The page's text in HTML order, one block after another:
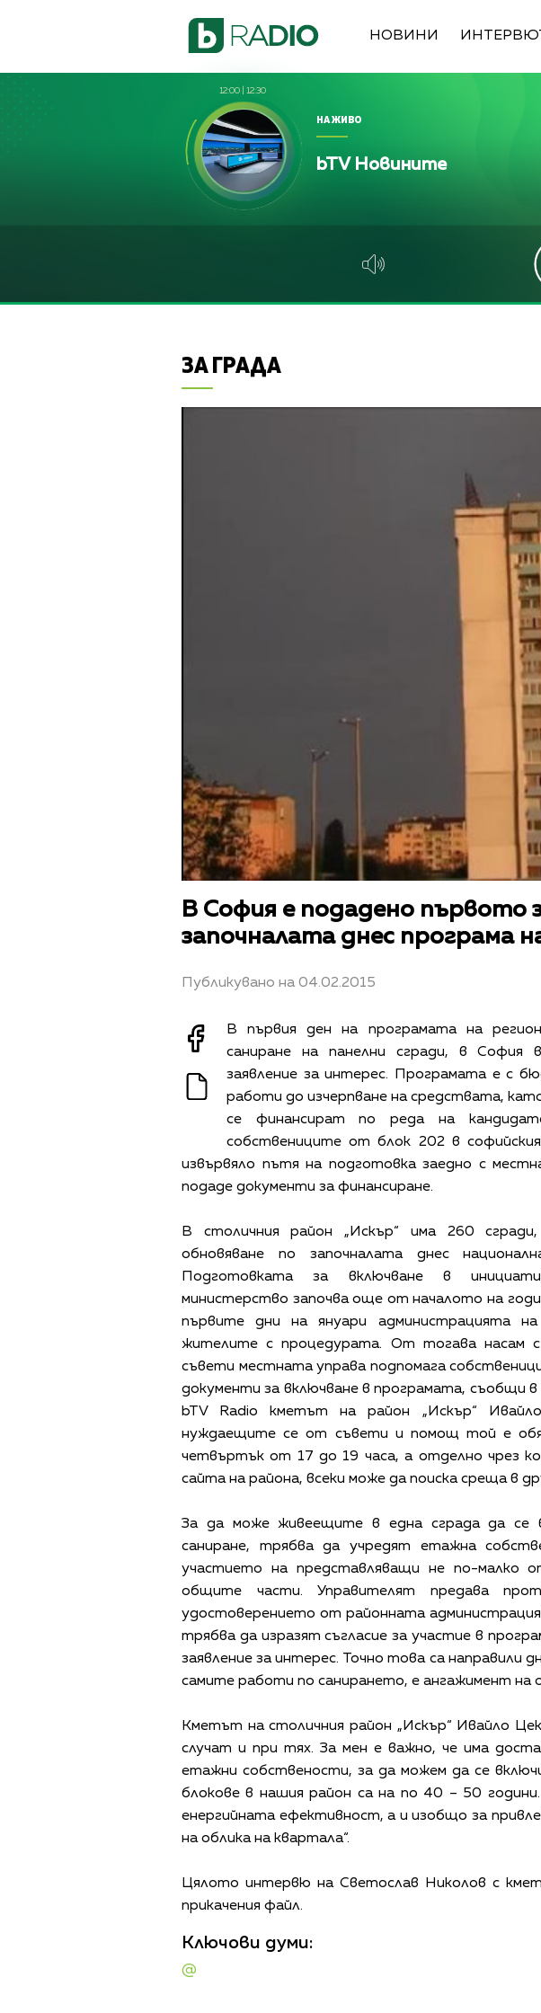
НОВИНИ
12:00 12:30
НА ЖИВО
bTV Новините
ЗА ГРАДА
В София е подадено първото
започналата днес програма
Публикувано на 04.02.2015
В първия ден на програмата на
саниране на панелни сгради, в София
заявление за интерес. Програмата е с
работи до изчерпване на средствата,
се финансират по реда на
собствениците от блок 202 в
извървяло пътя на подготовка заедно с
подаде документи за финансиране.
В столичния район „Искър“ има 260
обновяване по започналата днес
Подготовката за включване в
министерство започва още от началото на
първите дни на януари администрацията на
жителите с процедурата. От тогава насам с
съвети местната управа подпомага
документи за включване в програмата, съобщи
bTV Radio кметът на район „Искър“
нуждаещите се от съвети и помощ той е
четвъртък от 17 до 19 часа, а отделно чрез
сайта на района, всеки може да поиска среща в
За да може живеещите в една сграда да се
саниране, трябва да учредят етажна
участието на представляващи не по-малко
общите части. Управителят предава
удостоверението от районната администрация
трябва да изразят съгласие за участие в
заявление за интерес. Точно това са
самите работи по санирането, е ангажимент на
Кметът на столичния район „Искър“ Ивайло
случат и при тях. За мен е важно, че има
етажни собствености, за да можем да се
блокове в нашия район са на по 40 – 50
енергийната ефективност, а и изобщо за
на облика на квартала“.
Цялото интервю на Светослав Николов с
прикачения файл.
Ключови думи:
@